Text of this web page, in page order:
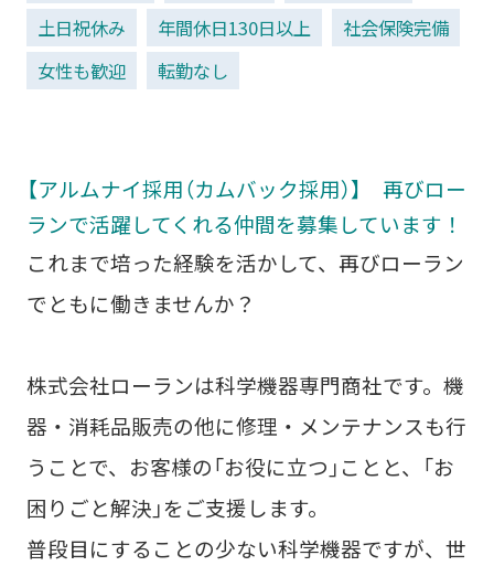
土日祝休み
年間休日130日以上
社会保険完備
女性も歓迎
転勤なし
【アルムナイ採用（カムバック採用）】 再びロー
ランで活躍してくれる仲間を募集しています！
これまで培った経験を活かして、再びローラン
でともに働きませんか？
株式会社ローランは科学機器専門商社です。機
器・消耗品販売の他に修理・メンテナンスも行
うことで、お客様の「お役に立つ」ことと、「お
困りごと解決」をご支援します。
普段目にすることの少ない科学機器ですが、世